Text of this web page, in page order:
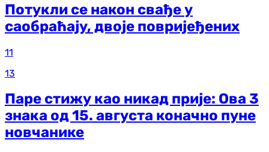
Потукли се након свађе у
саобраћају, двоје повријеђених
11
13
Паре стижу као никад прије: Ова 3
знака од 15. августа коначно пуне
новчанике